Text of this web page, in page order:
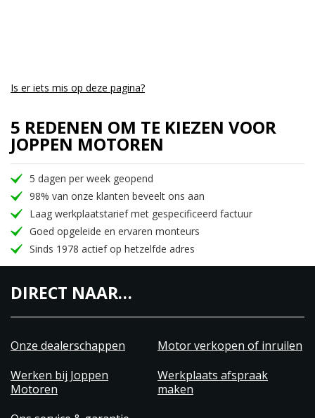
wegen.
Vernieuwd instrumentenpaneel
Een nieuw digi-analoog instrumentenpaneel biedt
de perfecte mix van traditie en technologie. Het
biedt nauwkeurige informatie en heeft
tegelijkertijd de tijdloze esthetiek van de Bullet 350
behouden.
Nieuw chassis
Een vernieuwd chassis, dat de vorm heeft van een
frame met dubbele onderbuis, zorgt voor meer
USB-poort
Met een nieuw toegevoegde USB-poort kun je je
apparaten opladen en verbonden blijven met de
wereld, waar je ook bent.
Is er iets mis op deze pagina?
5 REDENEN OM TE KIEZEN VOOR
JOPPEN MOTOREN
5 dagen per week geopend
98% van onze klanten beveelt ons aan
Laag werkplaatstarief met gespecificeerd factuur
Goed opgeleide en ervaren monteurs
Sinds 1978 actief op hetzelfde adres
DIRECT NAAR…
Onze dealerschappen
Motor verkopen of inruilen
Werken bij Joppen
Motoren
Werkplaats afspraak
maken